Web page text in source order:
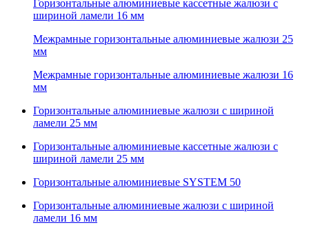
Горизонтальные алюминиевые кассетные жалюзи с
шириной ламели 16 мм
Межрамные горизонтальные алюминиевые жалюзи 25
мм
Межрамные горизонтальные алюминиевые жалюзи 16
мм
Горизонтальные алюминиевые жалюзи с шириной
ламели 25 мм
Горизонтальные алюминиевые кассетные жалюзи с
шириной ламели 25 мм
Горизонтальные алюминиевые SYSTEM 50
Горизонтальные алюминиевые жалюзи с шириной
ламели 16 мм